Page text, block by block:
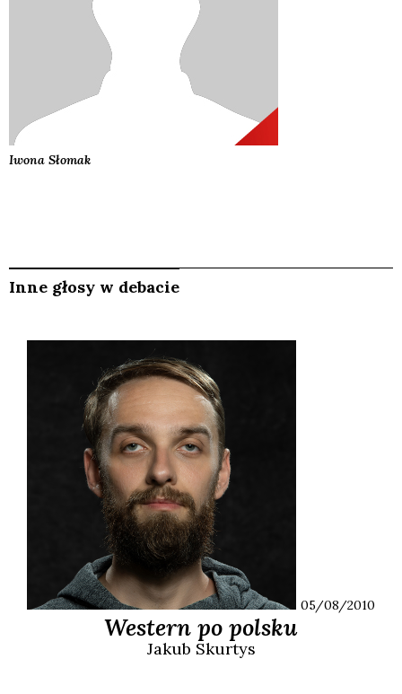
Iwona Słomak
Inne głosy w debacie
05/08/2010
Western po polsku
Jakub Skurtys